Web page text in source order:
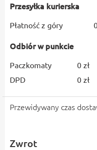
Przesyłka kurierska
Płatność z góry
Odbiór w punkcie
Paczkomaty
0 zł
DPD
0 zł
Przewidywany czas
Zwrot